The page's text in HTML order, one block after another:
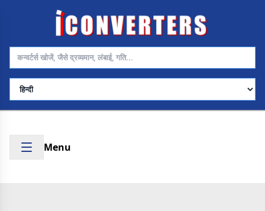
भाषा चुनें
Menu